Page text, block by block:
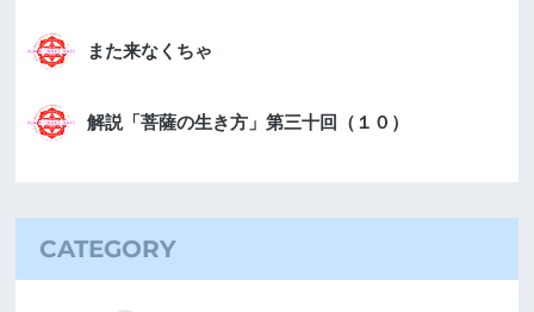
また来なくちゃ
解説「菩薩の生き方」第三十回（１０）
CATEGORY